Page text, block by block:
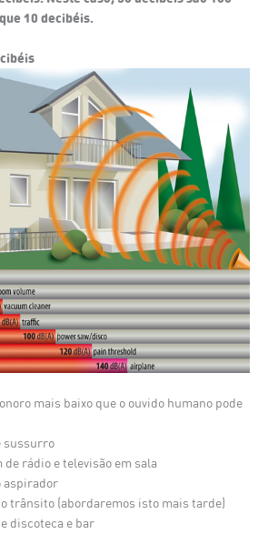
10 decibéis.
mais baixo que o ouvido humano pode
sussurro
rádio e televisão em sala
aspirador
trânsito (abordaremos isto mais tarde)
discoteca e bar